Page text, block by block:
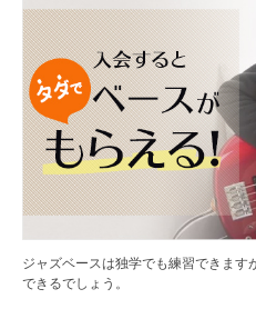
ジャズベースは独学でも練習できます
できるでしょう。